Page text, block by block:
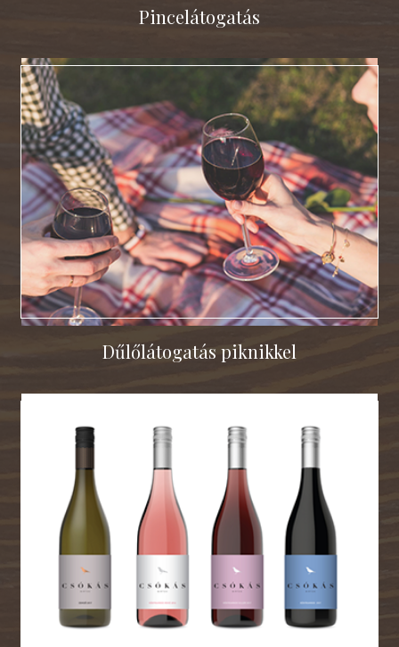
Pincelátogatás
Dűlőlátogatás piknikkel